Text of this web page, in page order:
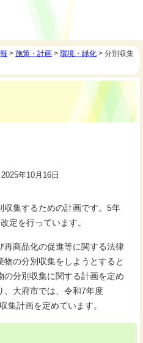
> 施策・計画 > 環境・緑化 > 分別収集
年10月16日
収集するための計画です。5年
定を行っています。
商品化の促進等に関する法律
の分別収集をしようとすると
の分別収集に関する計画を定め
、大府市では、令和7年度
集計画を定めています。